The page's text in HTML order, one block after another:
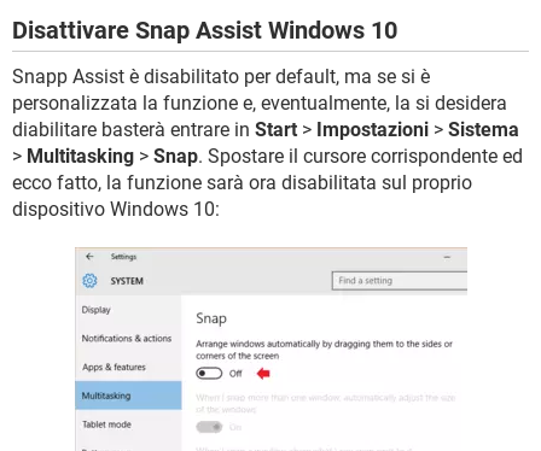
Disattivare Snap Assist Windows 10
Snapp Assist è disabilitato per default, ma se si è
personalizzata la funzione e, eventualmente, la si desidera
diabilitare basterà entrare in Start > Impostazioni > Sistema
> Multitasking > Snap. Spostare il cursore corrispondente ed
ecco fatto, la funzione sarà ora disabilitata sul proprio
dispositivo Windows 10: